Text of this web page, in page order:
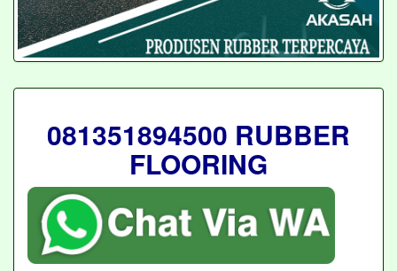
081351894500 RUBBER
FLOORING